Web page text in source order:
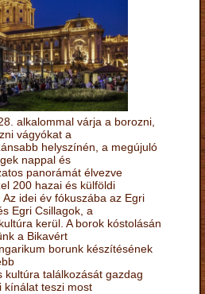
alkalommal várja a borozni,
vágyókat a
helyszínén, a megújuló
nappal és
panorámát élvezve
200 hazai és külföldi
idei év fókuszába az Egri
Egri Csillagok, a
kerül. A borok kóstolásán
a Bikavért
borunk készítésének
kultúra találkozását gazdag
kínálat teszi most